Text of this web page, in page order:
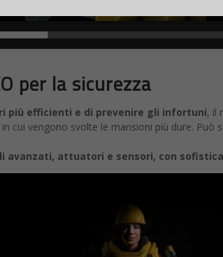
per la sicurezza
più efficienti e di prevenire gli infortuni, il
cui vengono svolte le mansioni più dure. Può
avanzati, attuatori e sensori, con